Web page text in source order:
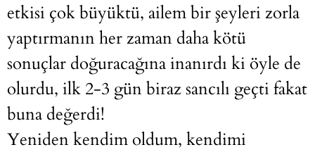
etkisi çok büyüktü, ailem bir şeyleri zorla
yaptırmanın her zaman daha kötü
sonuçlar doğuracağına inanırdı ki öyle de
olurdu, ilk 2-3 gün biraz sancılı geçti fakat
buna değerdi!
Yeniden kendim oldum, kendimi